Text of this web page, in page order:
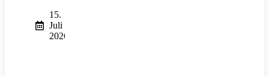
15.
Juli
2026